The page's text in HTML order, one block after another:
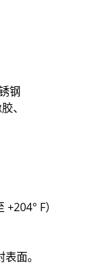
钢
、
F）
面。